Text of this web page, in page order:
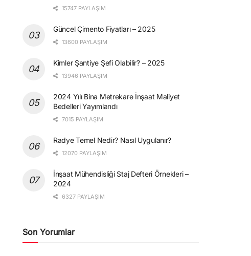
15747 PAYLAŞIM
Güncel Çimento Fiyatları – 2025
13600 PAYLAŞIM
Kimler Şantiye Şefi Olabilir? – 2025
13946 PAYLAŞIM
2024 Yılı Bina Metrekare İnşaat Maliyet
Bedelleri Yayımlandı
7015 PAYLAŞIM
Radye Temel Nedir? Nasıl Uygulanır?
12070 PAYLAŞIM
İnşaat Mühendisliği Staj Defteri Örnekleri –
2024
6327 PAYLAŞIM
Son Yorumlar